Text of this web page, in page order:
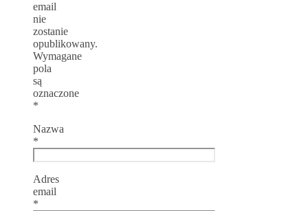
email
nie
zostanie
opublikowany.
Wymagane
pola
są
oznaczone
*
Nazwa
*
Adres
email
*